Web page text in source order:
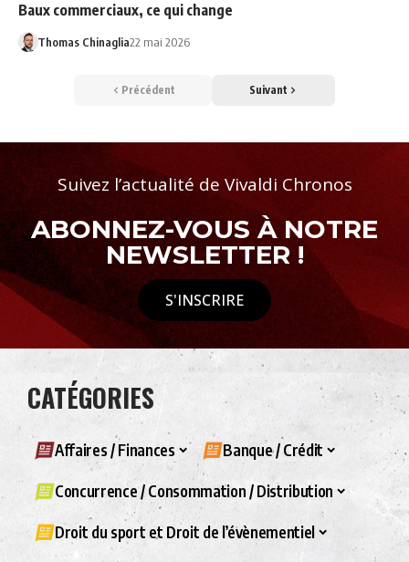
Baux commerciaux, ce qui change
Thomas Chinaglia22 mai 2026
Précédent Suivant
Suivez l’actualité de Vivaldi Chronos
ABONNEZ-VOUS À NOTRE
NEWSLETTER !
S'INSCRIRE
CATÉGORIES
Affaires / Finances Banque / Crédit
Concurrence / Consommation / Distribution
Droit du sport et Droit de l’évènementiel